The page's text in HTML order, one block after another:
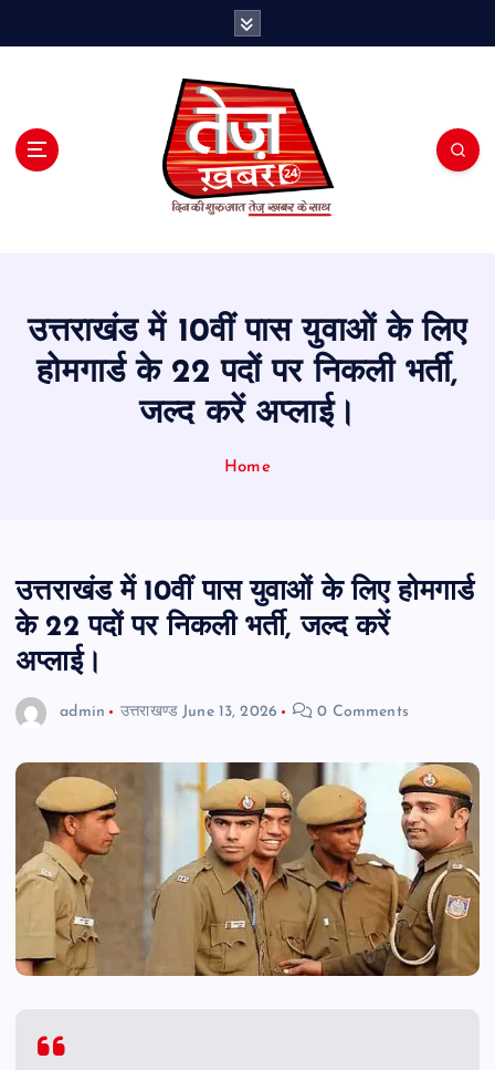
उत्तराखंड में 10वीं पास युवाओं के लिए
होमगार्ड के 22 पदों पर निकली भर्ती,
जल्द करें अप्लाई।
Home
उत्तराखंड में 10वीं पास युवाओं के लिए होमगार्ड
के 22 पदों पर निकली भर्ती, जल्द करें
अप्लाई।
admin उत्तराखण्ड June 13, 2026 0 Comments